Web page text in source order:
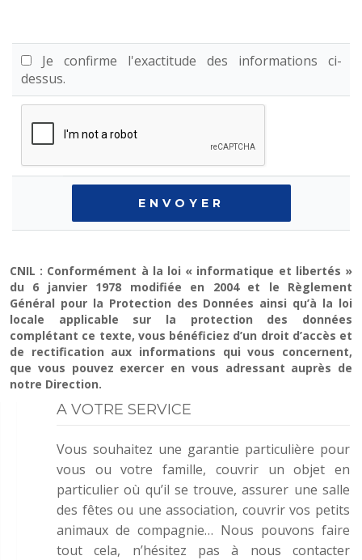
Je confirme l'exactitude des informations ci-
dessus.
CNIL : Conformément à la loi « informatique et libertés »
du 6 janvier 1978 modifiée en 2004 et le Règlement
Général pour la Protection des Données ainsi qu’à la loi
locale applicable sur la protection des données
complétant ce texte, vous bénéficiez d’un droit d’accès et
de rectification aux informations qui vous concernent,
que vous pouvez exercer en vous adressant auprès de
notre Direction.
A VOTRE SERVICE
Vous souhaitez une garantie particulière pour
vous ou votre famille, couvrir un objet en
particulier où qu’il se trouve, assurer une salle
des fêtes ou une association, couvrir vos petits
animaux de compagnie… Nous pouvons faire
tout cela, n’hésitez pas à nous contacter